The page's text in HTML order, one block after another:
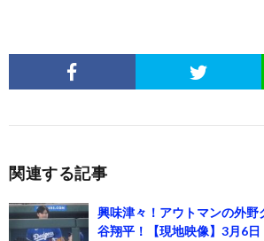
関連する記事
興味津々！アウトマンの外野
谷翔平！【現地映像】3月6